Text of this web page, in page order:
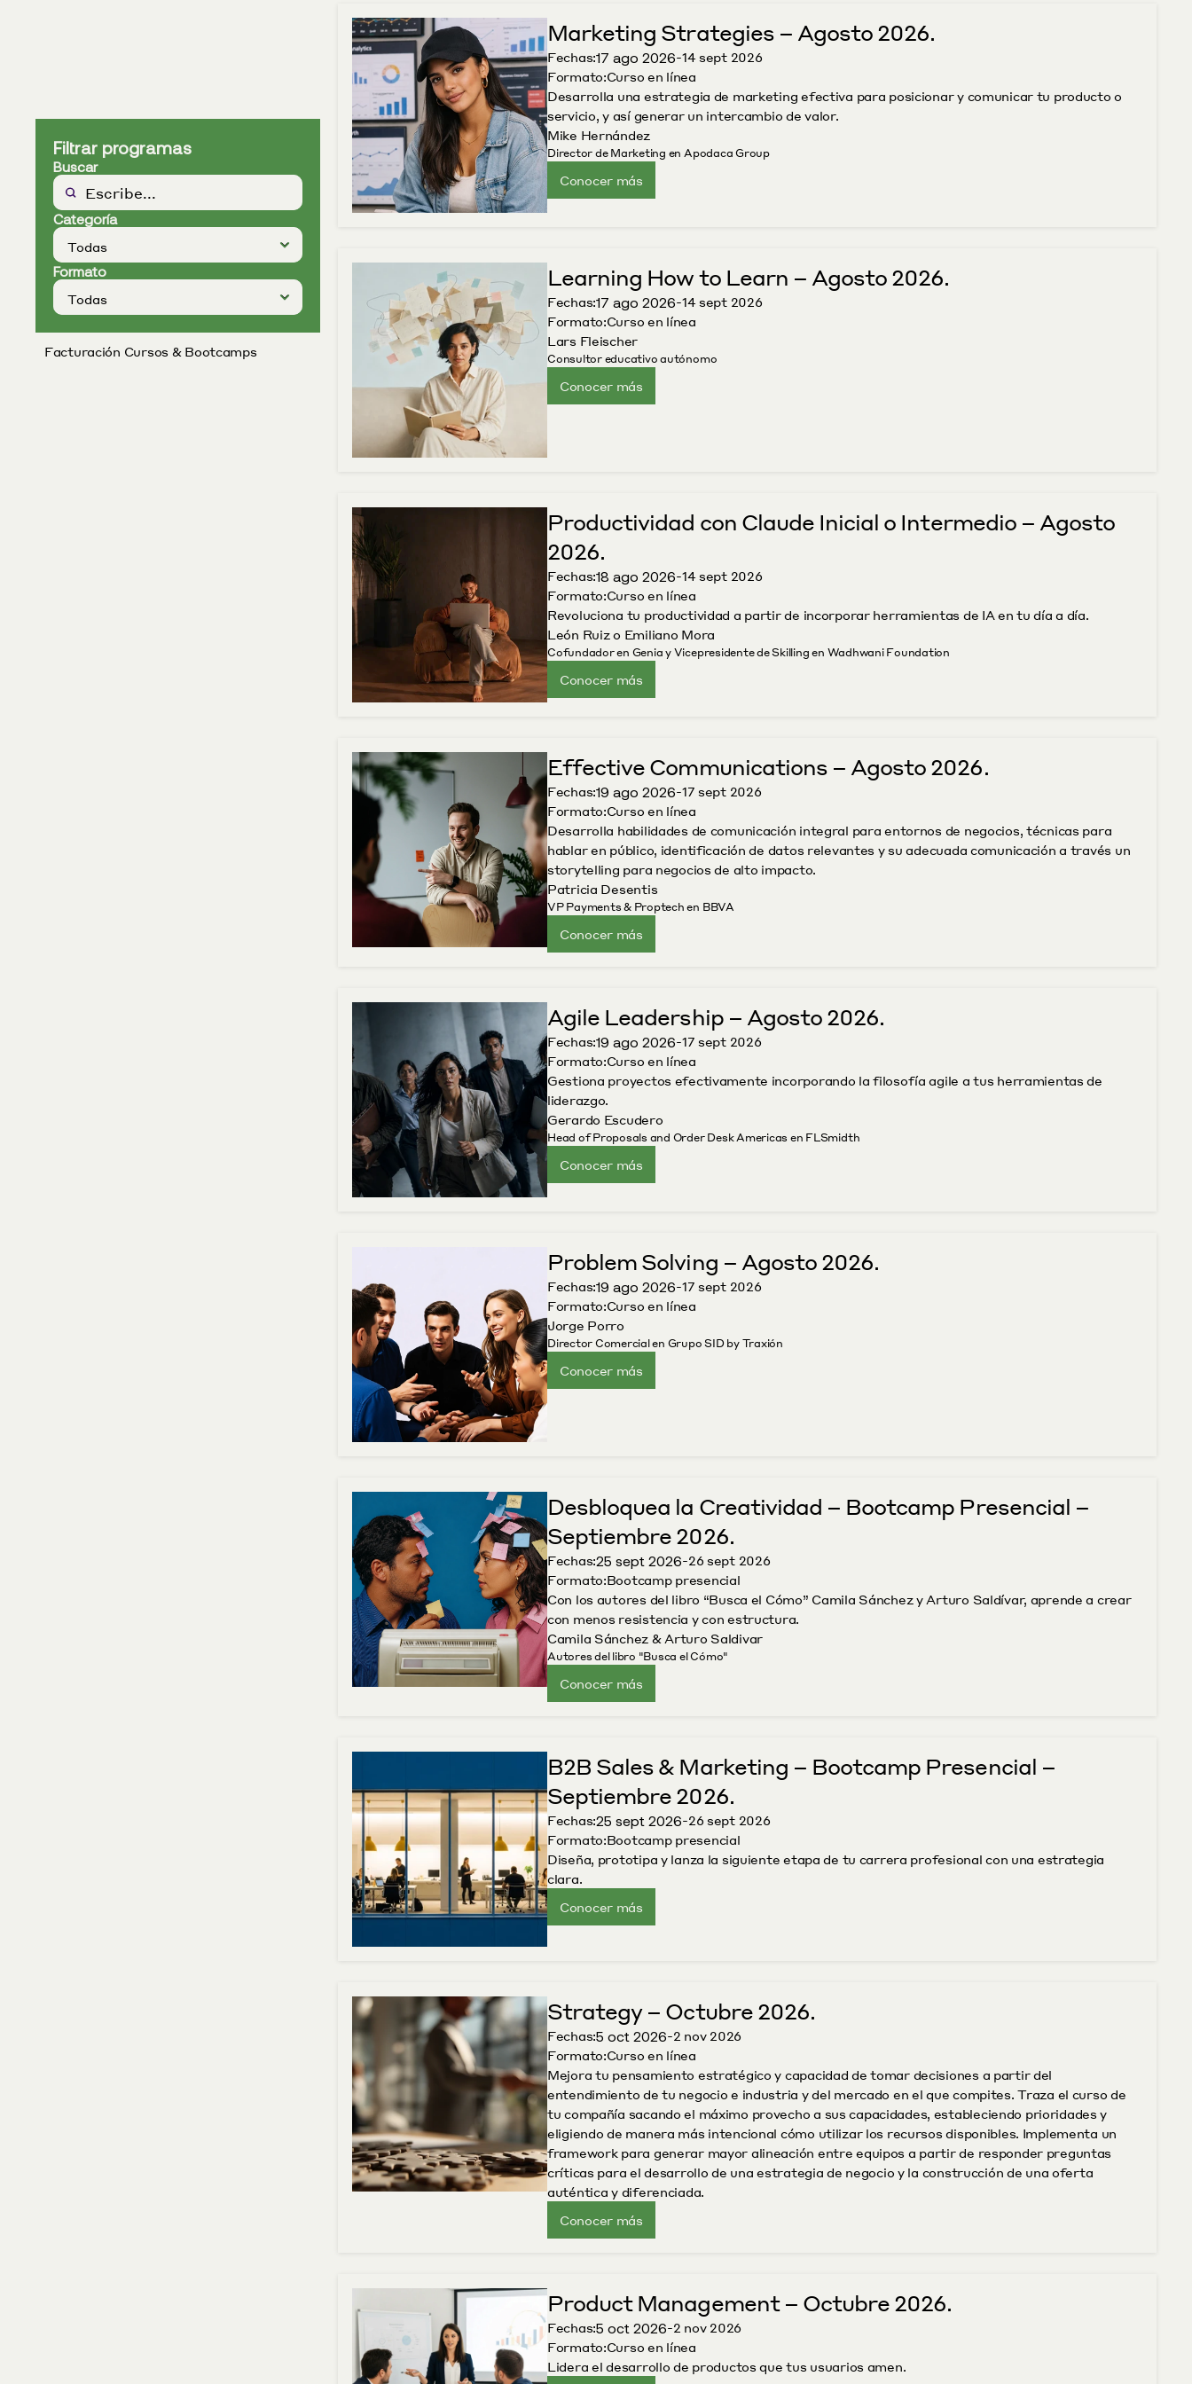
Filtrar programas
Buscar
Categoría
Formato
Facturación Cursos & Bootcamps
Marketing Strategies – Agosto 2026.
Fechas:17 ago 2026-14 sept 2026
Formato:Curso en línea
Desarrolla una estrategia de marketing efectiva para posicionar y comunicar tu producto o
servicio, y así generar un intercambio de valor.
Mike Hernández
Director de Marketing en Apodaca Group
Conocer más
Learning How to Learn – Agosto 2026.
Fechas:17 ago 2026-14 sept 2026
Formato:Curso en línea
Lars Fleischer
Consultor educativo autónomo
Conocer más
Productividad con Claude Inicial o Intermedio – Agosto
2026.
Fechas:18 ago 2026-14 sept 2026
Formato:Curso en línea
Revoluciona tu productividad a partir de incorporar herramientas de IA en tu día a día.
León Ruiz o Emiliano Mora
Cofundador en Genia y Vicepresidente de Skilling en Wadhwani Foundation
Conocer más
Effective Communications – Agosto 2026.
Fechas:19 ago 2026-17 sept 2026
Formato:Curso en línea
Desarrolla habilidades de comunicación integral para entornos de negocios, técnicas para
hablar en público, identificación de datos relevantes y su adecuada comunicación a través un
storytelling para negocios de alto impacto.
Patricia Desentis
VP Payments & Proptech en BBVA
Conocer más
Agile Leadership – Agosto 2026.
Fechas:19 ago 2026-17 sept 2026
Formato:Curso en línea
Gestiona proyectos efectivamente incorporando la filosofía agile a tus herramientas de
liderazgo.
Gerardo Escudero
Head of Proposals and Order Desk Americas en FLSmidth
Conocer más
Problem Solving – Agosto 2026.
Fechas:19 ago 2026-17 sept 2026
Formato:Curso en línea
Jorge Porro
Director Comercial en Grupo SID by Traxión
Conocer más
Desbloquea la Creatividad – Bootcamp Presencial –
Septiembre 2026.
Fechas:25 sept 2026-26 sept 2026
Formato:Bootcamp presencial
Con los autores del libro “Busca el Cómo” Camila Sánchez y Arturo Saldívar, aprende a crear
con menos resistencia y con estructura.
Camila Sánchez & Arturo Saldivar
Autores del libro "Busca el Cómo"
Conocer más
B2B Sales & Marketing – Bootcamp Presencial –
Septiembre 2026.
Fechas:25 sept 2026-26 sept 2026
Formato:Bootcamp presencial
Diseña, prototipa y lanza la siguiente etapa de tu carrera profesional con una estrategia
clara.
Conocer más
Strategy – Octubre 2026.
Fechas:5 oct 2026-2 nov 2026
Formato:Curso en línea
Mejora tu pensamiento estratégico y capacidad de tomar decisiones a partir del
entendimiento de tu negocio e industria y del mercado en el que compites. Traza el curso de
tu compañía sacando el máximo provecho a sus capacidades, estableciendo prioridades y
eligiendo de manera más intencional cómo utilizar los recursos disponibles. Implementa un
framework para generar mayor alineación entre equipos a partir de responder preguntas
críticas para el desarrollo de una estrategia de negocio y la construcción de una oferta
auténtica y diferenciada.
Conocer más
Product Management – Octubre 2026.
Fechas:5 oct 2026-2 nov 2026
Formato:Curso en línea
Lidera el desarrollo de productos que tus usuarios amen.